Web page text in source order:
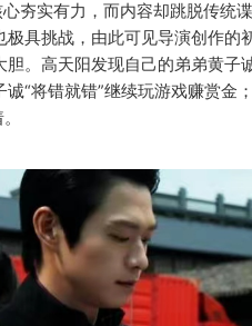
心夯实有力，而内容却跳脱传统
极具挑战，由此可见导演创作
。高天阳发现自己的弟弟黄子
“将错就错”继续玩游戏赚赏